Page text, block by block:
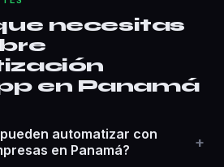
necesitas
en Panamá
automatizar con
en Panamá?
+